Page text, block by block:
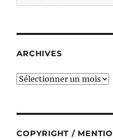
pour :
ARCHIVES
ARCHIVES
COPYRIGHT /